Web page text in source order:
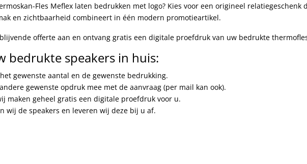
Fles Meflex laten bedrukken met logo? Kies voor een origineel relatiegeschenk
en zichtbaarheid combineert in één modern promotieartikel.
offerte aan en ontvang gratis een digitale proefdruk van uw bedrukte
bedrukte speakers in huis:
gewenste aantal en de gewenste bedrukking.
gewenste opdruk mee met de aanvraag (per mail kan ook).
maken geheel gratis een digitale proefdruk voor u.
wij de speakers en leveren wij deze bij u af.